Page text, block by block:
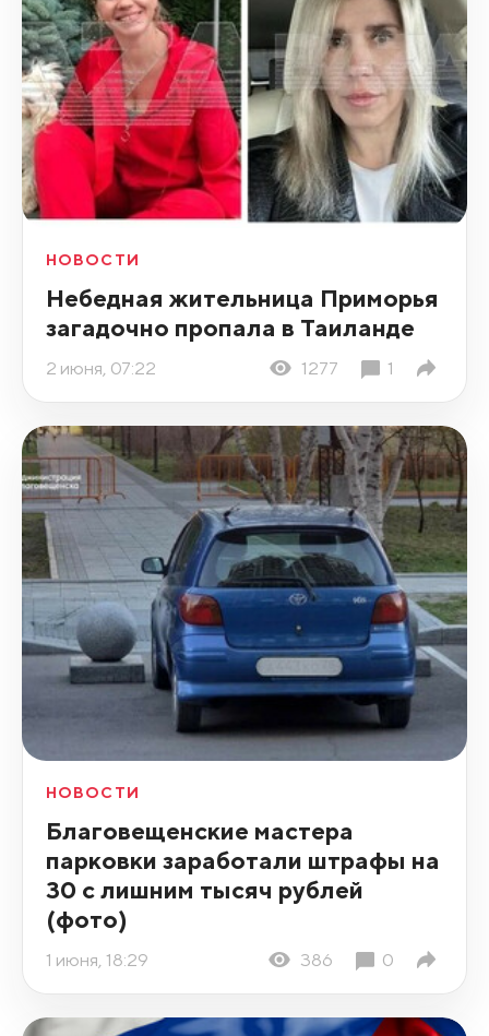
НОВОСТИ
Небедная жительница Приморья
загадочно пропала в Таиланде
2 июня, 07:22 1277 1
НОВОСТИ
Благовещенские мастера
парковки заработали штрафы на
30 с лишним тысяч рублей
(фото)
1 июня, 18:29 386 0